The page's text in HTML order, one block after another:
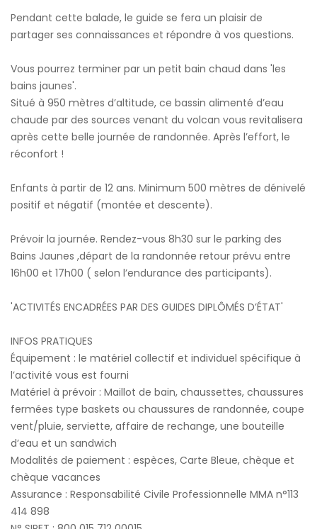
Pendant cette balade, le guide se fera un plaisir de
partager ses connaissances et répondre à vos questions.
Vous pourrez terminer par un petit bain chaud dans 'les
bains jaunes'.
Situé à 950 mètres d’altitude, ce bassin alimenté d’eau
chaude par des sources venant du volcan vous revitalisera
après cette belle journée de randonnée. Après l’effort, le
réconfort !
Enfants à partir de 12 ans. Minimum 500 mètres de dénivelé
positif et négatif (montée et descente).
Prévoir la journée. Rendez-vous 8h30 sur le parking des
Bains Jaunes ,départ de la randonnée retour prévu entre
16h00 et 17h00 ( selon l’endurance des participants).
'ACTIVITÉS ENCADRÉES PAR DES GUIDES DIPLÔMÉS D’ÉTAT'
INFOS PRATIQUES
Équipement : le matériel collectif et individuel spécifique à
l’activité vous est fourni
Matériel à prévoir : Maillot de bain, chaussettes, chaussures
fermées type baskets ou chaussures de randonnée, coupe
vent/pluie, serviette, affaire de rechange, une bouteille
d’eau et un sandwich
Modalités de paiement : espèces, Carte Bleue, chèque et
chèque vacances
Assurance : Responsabilité Civile Professionnelle MMA n°113
414 898